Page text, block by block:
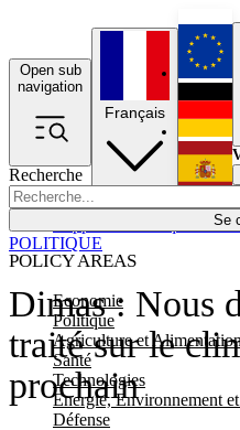
Open sub
navigation
Recherche
Se
POLICY AREAS
Economie
Politique
Agriculture et
Santé
Technologies
Energie, Environnement
Défense
Français
Dimas : Nous
traité sur le
prochain
POLITIQUE